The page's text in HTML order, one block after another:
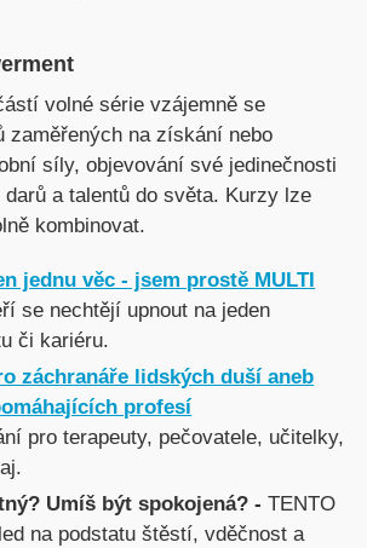
volné série vzájemně se
zaměřených na získání nebo
síly, objevování své jedinečnosti
a talentů do světa. Kurzy lze
kombinovat.
jednu věc - jsem prostě MULTI
se nechtějí upnout na jeden
či kariéru.
záchranáře lidských duší aneb
profesí
pro terapeuty, pečovatele, učitelky,
Umíš být spokojená? - TENTO
na podstatu štěstí, vděčnost a